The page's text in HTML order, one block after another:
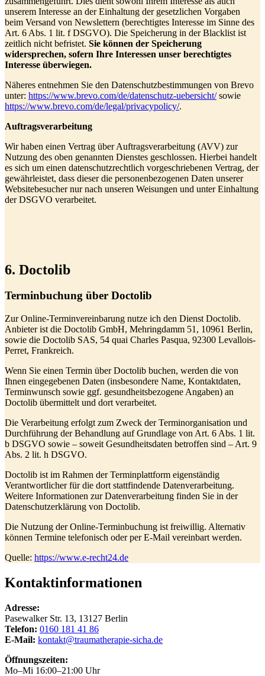
unserem Interesse an der Einhaltung der gesetzlichen Vorgaben
beim Versand von Newslettern (berechtigtes Interesse im Sinne des
Art. 6 Abs. 1 lit. f DSGVO). Die Speicherung in der Blacklist ist
zeitlich nicht befristet. Sie können der Speicherung
widersprechen, sofern Ihre Interessen unser berechtigtes
Interesse überwiegen.
Näheres entnehmen Sie den Datenschutzbestimmungen von Brevo
unter: https://www.brevo.com/de/datenschutz-uebersicht/sowie
https://www.brevo.com/de/legal/privacypolicy/.
Auftragsverarbeitung
Wir haben einen Vertrag über Auftragsverarbeitung (AVV) zur
Nutzung des oben genannten Dienstes geschlossen. Hierbei handelt
es sich um einen datenschutzrechtlich vorgeschriebenen Vertrag, der
gewährleistet, dass dieser die personenbezogenen Daten unserer
Websitebesucher nur nach unseren Weisungen und unter Einhaltung
der DSGVO verarbeitet.
6. Doctolib
Terminbuchung über Doctolib
Zur Online-Terminvereinbarung nutze ich den Dienst Doctolib.
Anbieter ist die Doctolib GmbH, Mehringdamm 51, 10961 Berlin,
sowie die Doctolib SAS, 54 quai Charles Pasqua, 92300 Levallois-
Perret, Frankreich.
Wenn Sie einen Termin über Doctolib buchen, werden die von
Ihnen eingegebenen Daten (insbesondere Name, Kontaktdaten,
Terminwunsch sowie ggf. gesundheitsbezogene Angaben) an
Doctolib übermittelt und dort verarbeitet.
Die Verarbeitung erfolgt zum Zweck der Terminorganisation und
Durchführung der Behandlung auf Grundlage von Art. 6 Abs. 1 lit.
b DSGVO sowie – soweit Gesundheitsdaten betroffen sind – Art. 9
Abs. 2 lit. h DSGVO.
Doctolib ist im Rahmen der Terminplattform eigenständig
Verantwortlicher für die dort stattfindende Datenverarbeitung.
Weitere Informationen zur Datenverarbeitung finden Sie in der
Datenschutzerklärung von Doctolib.
Die Nutzung der Online-Terminbuchung ist freiwillig. Alternativ
können Termine telefonisch oder per E-Mail vereinbart werden.
Quelle: https://www.e-recht24.de
Kontaktinformationen
Adresse:
Pasewalker Str. 13, 13127 Berlin
Telefon: 0160 181 41 86
E-Mail: kontakt@traumatherapie-sicha.de
Öffnungszeiten:
Mo–Mi 16:00–21:00 Uhr